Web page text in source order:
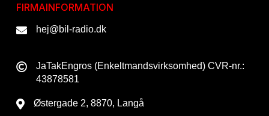
FIRMAINFORMATION
hej@bil-radio.dk
JaTakEngros (Enkeltmandsvirksomhed) CVR-nr.:
43878581
Østergade 2, 8870, Langå